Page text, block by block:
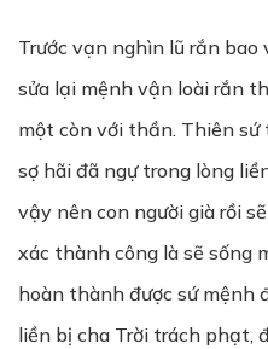
Trước vạn nghìn lũ rắn bao
sửa lại mệnh vận loài rắn
một còn với thần. Thiên
sợ hãi đã ngự trong lòng
vậy nên con người già rồi
xác thành công là sẽ sống
hoàn thành được sứ mệnh
liền bị cha Trời trách phạt,